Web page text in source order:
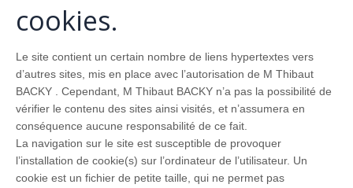
cookies.
Le site contient un certain nombre de liens hypertextes vers
d’autres sites, mis en place avec l’autorisation de M Thibaut
BACKY . Cependant, M Thibaut BACKY n’a pas la possibilité de
vérifier le contenu des sites ainsi visités, et n’assumera en
conséquence aucune responsabilité de ce fait.
La navigation sur le site est susceptible de provoquer
l’installation de cookie(s) sur l’ordinateur de l’utilisateur. Un
cookie est un fichier de petite taille, qui ne permet pas